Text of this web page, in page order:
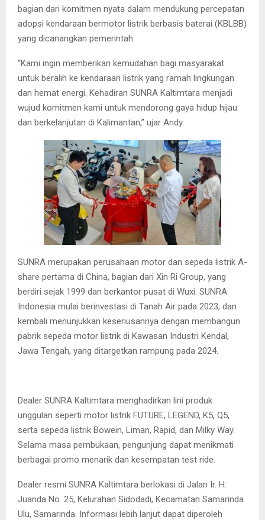
bagian dari komitmen nyata dalam mendukung percepatan
adopsi kendaraan bermotor listrik berbasis baterai (KBLBB)
yang dicanangkan pemerintah.
“Kami ingin memberikan kemudahan bagi masyarakat
untuk beralih ke kendaraan listrik yang ramah lingkungan
dan hemat energi. Kehadiran SUNRA Kaltimtara menjadi
wujud komitmen kami untuk mendorong gaya hidup hijau
dan berkelanjutan di Kalimantan,” ujar Andy.
SUNRA merupakan perusahaan motor dan sepeda listrik A-
share pertama di China, bagian dari Xin Ri Group, yang
berdiri sejak 1999 dan berkantor pusat di Wuxi. SUNRA
Indonesia mulai berinvestasi di Tanah Air pada 2023, dan
kembali menunjukkan keseriusannya dengan membangun
pabrik sepeda motor listrik di Kawasan Industri Kendal,
Jawa Tengah, yang ditargetkan rampung pada 2024.
Dealer SUNRA Kaltimtara menghadirkan lini produk
unggulan seperti motor listrik FUTURE, LEGEND, K5, Q5,
serta sepeda listrik Bowein, Liman, Rapid, dan Milky Way.
Selama masa pembukaan, pengunjung dapat menikmati
berbagai promo menarik dan kesempatan test ride.
Dealer resmi SUNRA Kaltimtara berlokasi di Jalan Ir. H.
Juanda No. 25, Kelurahan Sidodadi, Kecamatan Samarinda
Ulu, Samarinda. Informasi lebih lanjut dapat diperoleh